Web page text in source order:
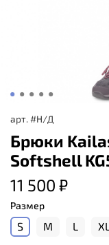
арт. #Н/Д
Брюки
Softshell
11 500 ₽
Размер
S M L